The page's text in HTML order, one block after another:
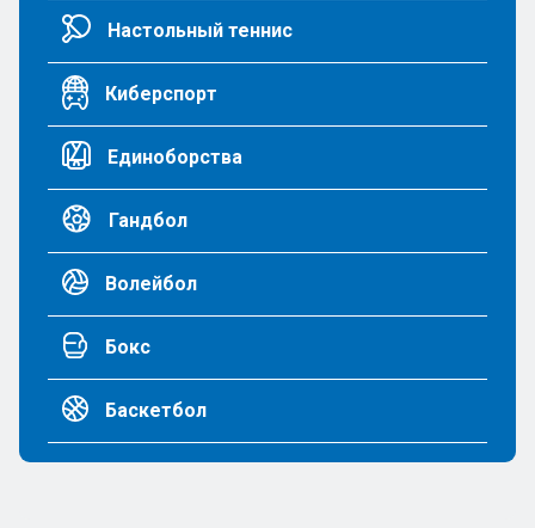
Настольный теннис
Киберспорт
Единоборства
Гандбол
Волейбол
Бокс
Баскетбол